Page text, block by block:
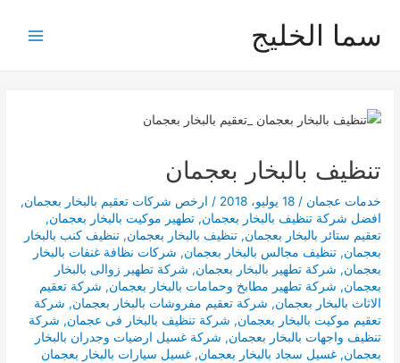
سما الخليج
تنظيف بالبخار بعجمان
خدمات عجمان /18 يوليو، 2018 / ارخص شركات تعقيم بالبخار بعجمان,
افضل شركة تنظيف بالبخار بعجمان,تطهير موكيت بالبخار بعجمان,
تعقيم ستائر بالبخار بعجمان,تنظيف بالبخار بعجمان,تنظيف كنب بالبخار
بعجمان,تنظيف مجالس بالبخار بعجمان, شركات نظافة غنفات بالبخار
بعجمان, شركة تطهير بالبخار بعجمان, شركة تطهير زوالى بالبخار
بعجمان, شركة تطهير مطابخ وحمامات بالبخار بعجمان, شركة تعقيم
الاثاث بالبخار بعجمان, شركة تعقيم مفروشات بالبخار بعجمان, شركة
تعقيم موكيت بالبخار بعجمان, شركة تنظيف بالبخار فى عجمان, شركة
تنظيف واجهات بالبخار بعجمان, شركة غسيل ارضيات وجدران بالبخار
بعجمان,غسيل سجاد بالبخار بعجمان,غسيل سيارات بالبخار بعجمان